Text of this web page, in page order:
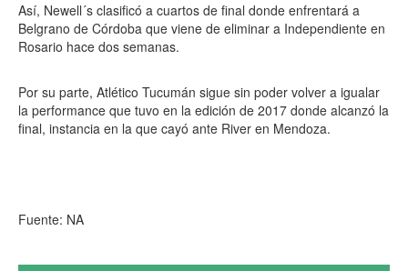
Así, Newell´s clasificó a cuartos de final donde enfrentará a
Belgrano de Córdoba que viene de eliminar a Independiente en
Rosario hace dos semanas.
Por su parte, Atlético Tucumán sigue sin poder volver a igualar
la performance que tuvo en la edición de 2017 donde alcanzó la
final, instancia en la que cayó ante River en Mendoza.
Fuente: NA